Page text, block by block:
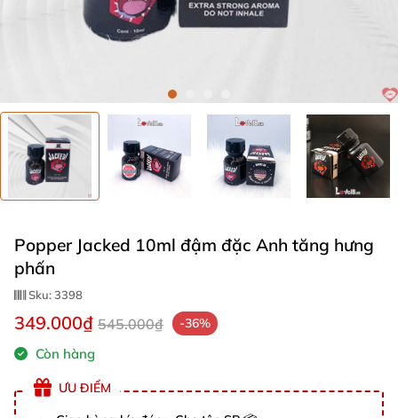
Popper Jacked 10ml đậm đặc Anh tăng hưng
phấn
Sku:3398
349.000₫ 545.000₫ -36%
Còn hàng
ƯU ĐIỂM